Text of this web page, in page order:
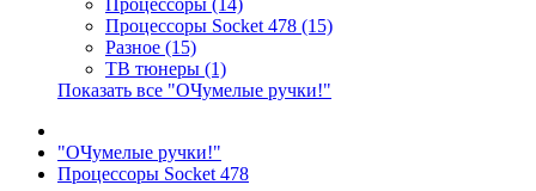
Процессоры (14)
Процессоры Socket 478 (15)
Разное (15)
ТВ тюнеры (1)
Показать все "ОЧумелые ручки!"
"ОЧумелые ручки!"
Процессоры Socket 478